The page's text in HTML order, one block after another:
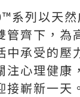
系列以天
管齊下，為
中承受的壓
注心理健康
嶄新一天。